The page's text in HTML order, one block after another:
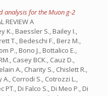
analysis for the Muon g-2
REVIEW A
K., Baessler S., Bailey I.,
T., Bedeschi F., Berz M.,
P., Bono J., Bottalico E.,
Casey BCK., Cauz D.,
A., Charity S., Chislett R.,
A., Corrodi S., Cotrozzi L.,
Di Falco S., Di Meo P., Di